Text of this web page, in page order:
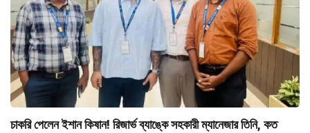
চাকরি পেলেন ইশান কিষান! রিজার্ভ ব্যাঙ্কে সহকারী ম্যানেজার তিনি, কত